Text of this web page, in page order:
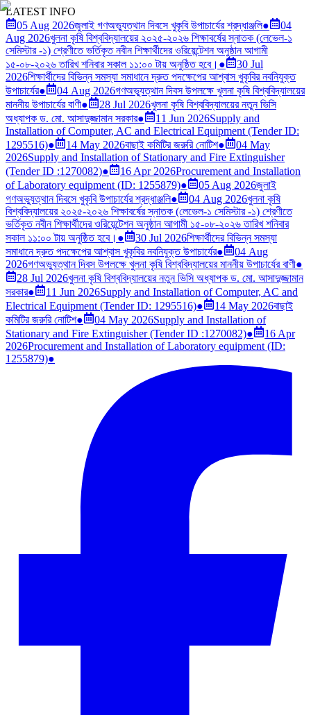
LATEST INFO
05 Aug 2026জুলাই গণঅভ্যুত্থান দিবসে খুকৃবি উপাচার্যের শ্রদ্ধাঞ্জলি●
04
Aug 2026খুলনা কৃষি বিশ্ববিদ্যালয়ের ২০২৫-২০২৬ শিক্ষাবর্ষের স্নাতক (লেভেল-১
সেমিস্টার -১) শ্রেণীতে ভর্তিকৃত নবীন শিক্ষার্থীদের ওরিয়েন্টেশন অনুষ্ঠান আগামী
১৫-০৮-২০২৬ তারিখ শনিবার সকাল ১১:০০ টায় অনুষ্ঠিত হবে। ●
30 Jul
2026শিক্ষার্থীদের বিভিন্ন সমস্যা সমাধানে দ্রুত পদক্ষেপের আশ্বাস খুকৃবির নবনিযুক্ত
উপাচার্যের● 04 Aug 2026গণঅভ্যুত্থান দিবস উপলক্ষে খুলনা কৃষি বিশ্ববিদ্যালয়ের
মাননীয় উপাচার্যের বাণী● 28 Jul 2026খুলনা কৃষি বিশ্ববিদ্যালয়ের নতুন ভিসি
অধ্যাপক ড. মো. আসাদুজ্জামান সরকার● 11 Jun 2026Supply and
Installation of Computer, AC and Electrical Equipment (Tender ID:
1295516)● 14 May 2026বাছাই কমিটির জরুরি নোটিশ●
04 May
2026Supply and Installation of Stationary and Fire Extinguisher
(Tender ID :1270082)● 16 Apr 2026Procurement and Installation
of Laboratory equipment (ID: 1255879)● 05 Aug 2026জুলাই
গণঅভ্যুত্থান দিবসে খুকৃবি উপাচার্যের শ্রদ্ধাঞ্জলি● 04 Aug 2026খুলনা কৃষি
বিশ্ববিদ্যালয়ের ২০২৫-২০২৬ শিক্ষাবর্ষের স্নাতক (লেভেল-১ সেমিস্টার -১) শ্রেণীতে
ভর্তিকৃত নবীন শিক্ষার্থীদের ওরিয়েন্টেশন অনুষ্ঠান আগামী ১৫-০৮-২০২৬ তারিখ শনিবার
সকাল ১১:০০ টায় অনুষ্ঠিত হবে। ● 30 Jul 2026শিক্ষার্থীদের বিভিন্ন সমস্যা
সমাধানে দ্রুত পদক্ষেপের আশ্বাস খুকৃবির নবনিযুক্ত উপাচার্যের●
04 Aug
2026গণঅভ্যুত্থান দিবস উপলক্ষে খুলনা কৃষি বিশ্ববিদ্যালয়ের মাননীয় উপাচার্যের বাণী●
28 Jul 2026খুলনা কৃষি বিশ্ববিদ্যালয়ের নতুন ভিসি অধ্যাপক ড. মো. আসাদুজ্জামান
সরকার● 11 Jun 2026Supply and Installation of Computer, AC and
Electrical Equipment (Tender ID: 1295516)● 14 May 2026বাছাই
কমিটির জরুরি নোটিশ● 04 May 2026Supply and Installation of
Stationary and Fire Extinguisher (Tender ID :1270082)●
16 Apr
2026Procurement and Installation of Laboratory equipment (ID:
1255879)●